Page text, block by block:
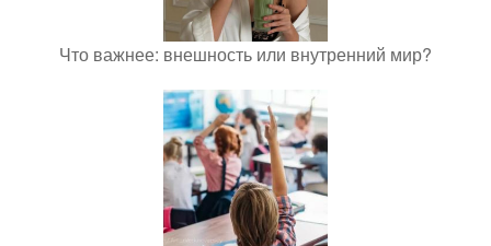
Что важнее: внешность или внутренний мир?